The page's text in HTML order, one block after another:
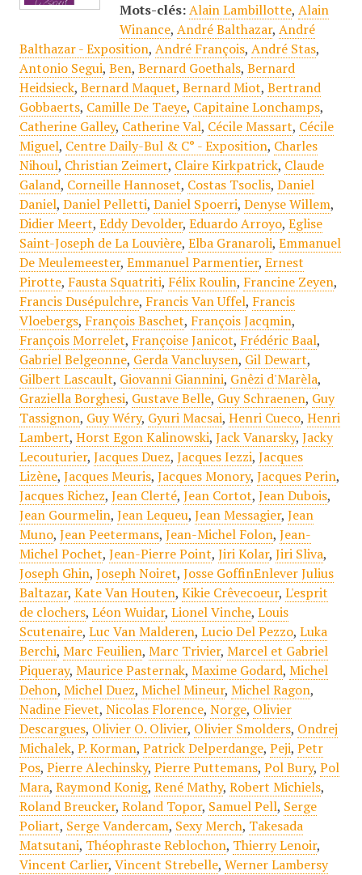
Mots-clés: Alain Lambillotte, Alain
Winance, André Balthazar, André
Balthazar - Exposition, André François, André Stas,
Antonio Segui, Ben, Bernard Goethals, Bernard
Heidsieck, Bernard Maquet, Bernard Miot, Bertrand
Gobbaerts, Camille De Taeye, Capitaine Lonchamps,
Catherine Galley, Catherine Val, Cécile Massart, Cécile
Miguel, Centre Daily-Bul & C° - Exposition, Charles
Nihoul, Christian Zeimert, Claire Kirkpatrick, Claude
Galand, Corneille Hannoset, Costas Tsoclis, Daniel
Daniel, Daniel Pelletti, Daniel Spoerri, Denyse Willem,
Didier Meert, Eddy Devolder, Eduardo Arroyo, Eglise
Saint-Joseph de La Louvière, Elba Granaroli, Emmanuel
De Meulemeester, Emmanuel Parmentier, Ernest
Pirotte, Fausta Squatriti, Félix Roulin, Francine Zeyen,
Francis Dusépulchre, Francis Van Uffel, Francis
Vloebergs, François Baschet, François Jacqmin,
François Morrelet, Françoise Janicot, Frédéric Baal,
Gabriel Belgeonne, Gerda Vancluysen, Gil Dewart,
Gilbert Lascault, Giovanni Giannini, Gnêzi d'Marèla,
Graziella Borghesi, Gustave Belle, Guy Schraenen, Guy
Tassignon, Guy Wéry, Gyuri Macsai, Henri Cueco, Henri
Lambert, Horst Egon Kalinowski, Jack Vanarsky, Jacky
Lecouturier, Jacques Duez, Jacques Iezzi, Jacques
Lizène, Jacques Meuris, Jacques Monory, Jacques Perin,
Jacques Richez, Jean Clerté, Jean Cortot, Jean Dubois,
Jean Gourmelin, Jean Lequeu, Jean Messagier, Jean
Muno, Jean Peetermans, Jean-Michel Folon, Jean-
Michel Pochet, Jean-Pierre Point, Jiri Kolar, Jiri Sliva,
Joseph Ghin, Joseph Noiret, Josse GoffinEnlever Julius
Baltazar, Kate Van Houten, Kikie Crêvecoeur, L'esprit
de clochers, Léon Wuidar, Lionel Vinche, Louis
Scutenaire, Luc Van Malderen, Lucio Del Pezzo, Luka
Berchi, Marc Feuilien, Marc Trivier, Marcel et Gabriel
Piqueray, Maurice Pasternak, Maxime Godard, Michel
Dehon, Michel Duez, Michel Mineur, Michel Ragon,
Nadine Fievet, Nicolas Florence, Norge, Olivier
Descargues, Olivier O. Olivier, Olivier Smolders, Ondrej
Michalek, P. Korman, Patrick Delperdange, Peji, Petr
Pos, Pierre Alechinsky, Pierre Puttemans, Pol Bury, Pol
Mara, Raymond Konig, René Mathy, Robert Michiels,
Roland Breucker, Roland Topor, Samuel Pell, Serge
Poliart, Serge Vandercam, Sexy Merch, Takesada
Matsutani, Théophraste Reblochon, Thierry Lenoir,
Vincent Carlier, Vincent Strebelle, Werner Lambersy